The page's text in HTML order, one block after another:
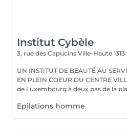
Institut Cybèle
3, rue des Capucins Ville-Haute 1313
UN INSTITUT DE BEAUTÉ AU
EN PLEIN COEUR DU CENTRE VILLE Situé en plein centre
de Luxembourg à deux pas de la
Epilations homme